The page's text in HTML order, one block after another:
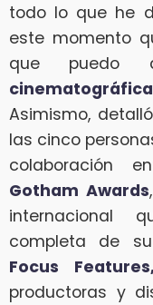
todo lo que he
este momento
que puedo
cinematográfica
Asimismo,
las cinco
colaboración
Gotham Awards
internacional
completa de
Focus
productoras y